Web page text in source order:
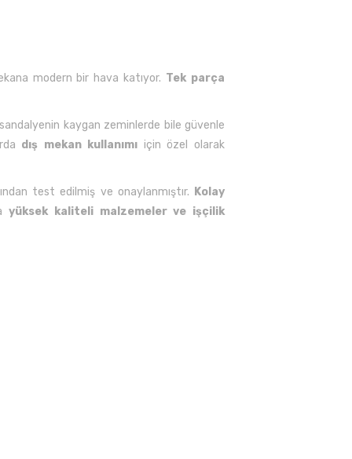
modern bir hava katıyor. Tek parça
kaygan zeminlerde bile güvenle
dış mekan kullanımı için özel olarak
test edilmiş ve onaylanmıştır. Kolay
yüksek kaliteli malzemeler ve işçilik